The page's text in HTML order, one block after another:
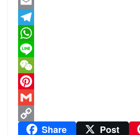
c
e
b
o
o
k
w
t
t
e
r
E
m
a
T
e
e
g
r
W
h
a
t
s
L
n
e
W
e
C
P
G
Share Post